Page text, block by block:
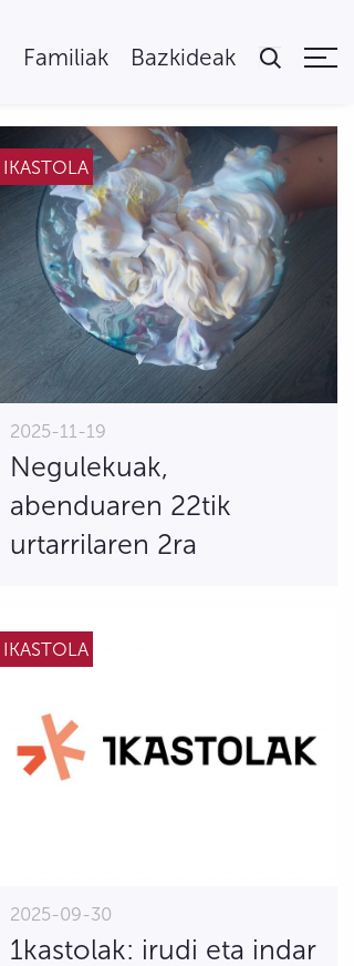
Familiak Bazkideak
IKASTOLA
2025-11-19
Negulekuak,
abenduaren 22tik
urtarrilaren 2ra
IKASTOLA
2025-09-30
1kastolak: irudi eta indar